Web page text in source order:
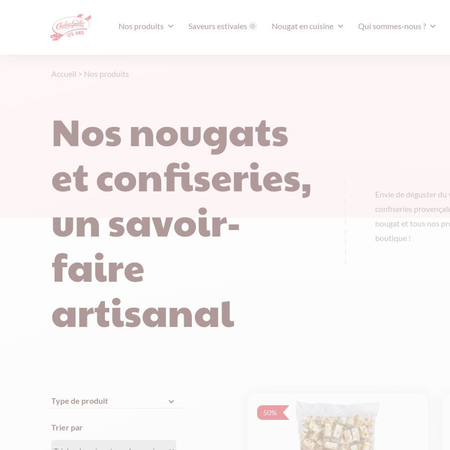
Nos produits Saveurs estivales 🌞 Nougat en cuisine Qui sommes-nous ?
Accueil > Nos produits
Nos nougats
et confiseries,
un savoir-
faire
artisanal
Envie de déguster
confiseries
nougat et tous nos
boutique !
Type de produit
Trier par
50%